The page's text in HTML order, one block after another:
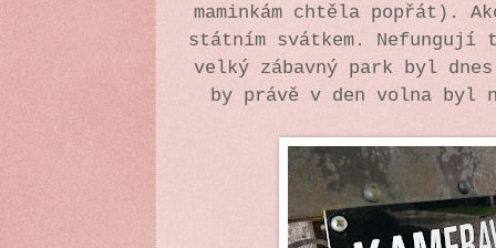
maminkám chtěla popřát).
státním svátkem. Nefungují
velký zábavný park byl
by právě v den volna byl